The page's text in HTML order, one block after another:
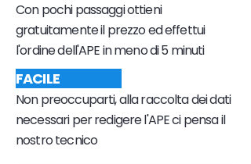
Con pochi passaggi ottieni
gratuitamente il prezzo ed effettui
l'ordine dell'APE in meno di 5 minuti
FACILE
Non preoccuparti, alla raccolta dei dati
necessari per redigere l'APE ci pensa il
nostro tecnico